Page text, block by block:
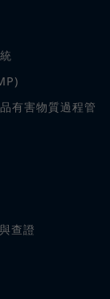
有害物質過程管
查證